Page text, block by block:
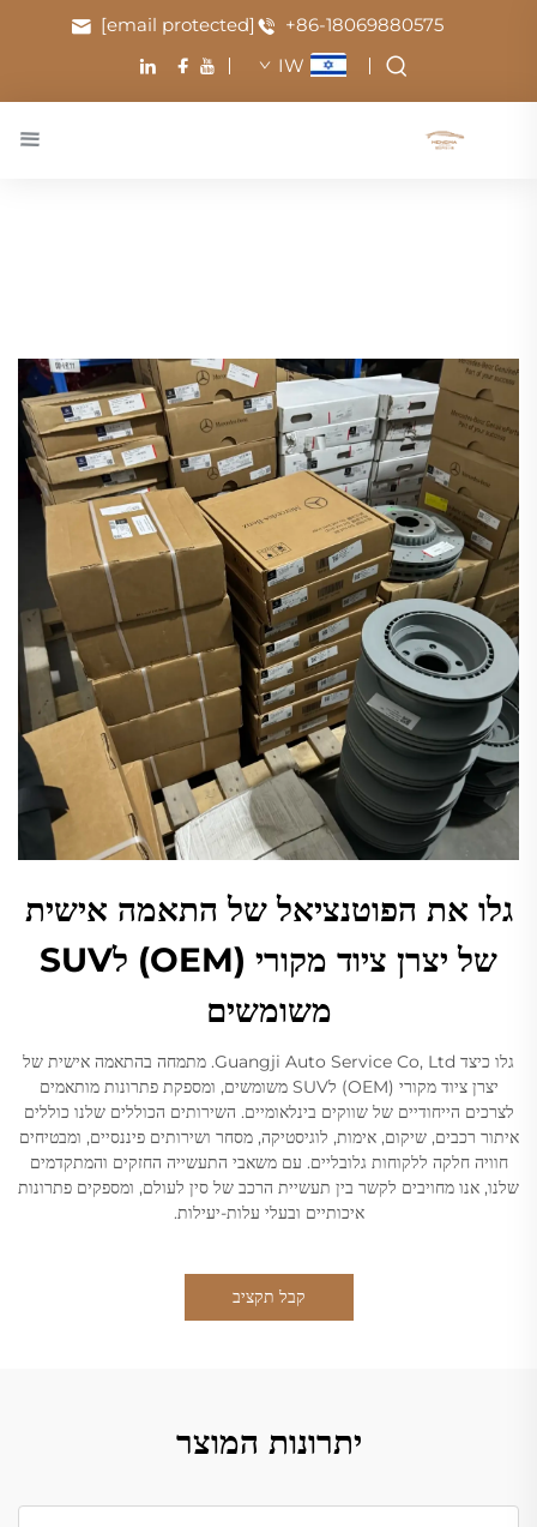
+86-18069880575
[email protected]
IW
גלו את הפוטנציאל של התאמה אישית
של יצרן ציוד מקורי (OEM) לSUV
משומשים
גלו כיצד Guangji Auto Service Co, Ltd. מתמחה בהתאמה אישית של
יצרן ציוד מקורי (OEM) לSUV משומשים, ומספקת פתרונות מותאמים
לצרכים הייחודיים של שווקים בינלאומיים. השירותים הכוללים שלנו כוללים
איתור רכבים, שיקום, אימות, לוגיסטיקה, מסחר ושירותים פיננסיים, ומבטיחים
חוויה חלקה ללקוחות גלובליים. עם משאבי התעשייה החזקים והמתקדמים
שלנו, אנו מחויבים לקשר בין תעשיית הרכב של סין לעולם, ומספקים פתרונות
איכותיים ובעלי עלות-יעילות.
קבל תקציב
יתרונות המוצר